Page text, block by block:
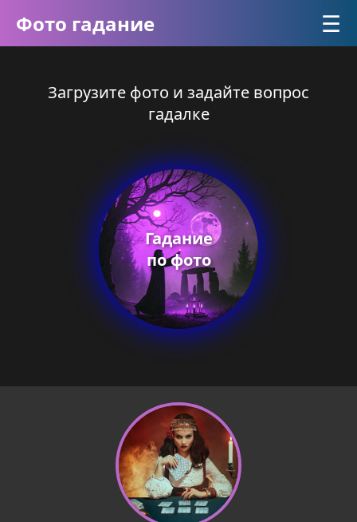
Фото гадание ☰
Загрузите фото и задайте вопрос
гадалке
Гадание
по фото